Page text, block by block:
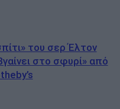
του σερ Έλτον
στο σφυρί» από